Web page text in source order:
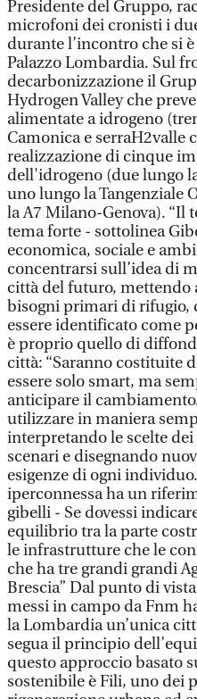
Presidente del Gruppo,
microfoni dei cronisti i
durante l’incontro che si
Palazzo Lombardia. Sul
decarbonizzazione il
Hydrogen Valley che
alimentate a idrogeno
Camonica e serraH2valle
realizzazione di cinque
dell'idrogeno (due lungo
uno lungo la Tangenziale
la A7 Milano-Genova). “Il
tema forte - sottolinea
economica, sociale e
concentrarsi sull’idea di
città del futuro, mettendo
bisogni primari di rifugio,
essere identificato come
è proprio quello di
città: “Saranno costituite
essere solo smart, ma
anticipare il
utilizzare in maniera
interpretando le scelte
scenari e disegnando
esigenze di ogni
iperconnessa ha un
gibelli - Se dovessi
equilibrio tra la parte
le infrastrutture che le
che ha tre grandi grandi
Brescia” Dal punto di
messi in campo da Fnm
la Lombardia un’unica
segua il principio
questo approccio basato
sostenibile è Fili, uno dei